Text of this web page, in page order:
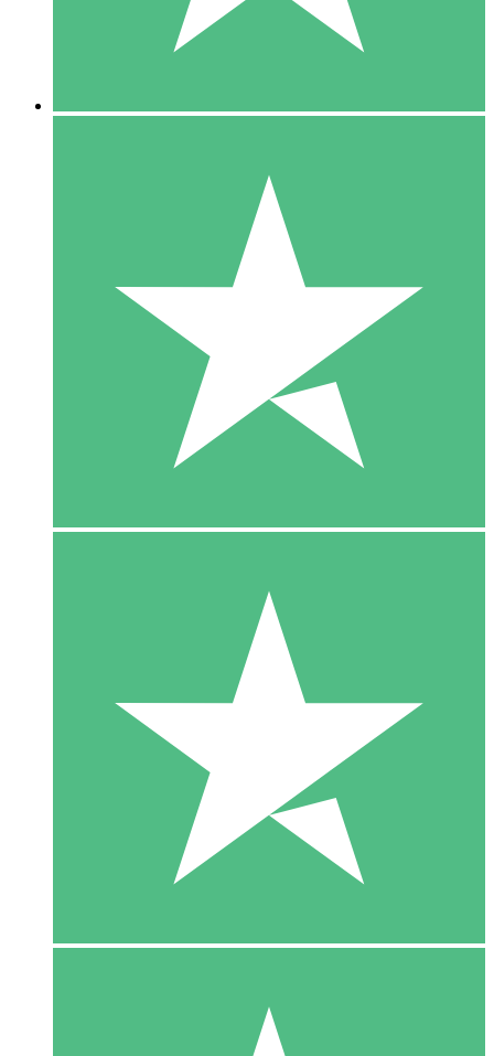
10 Downloaden
20 00